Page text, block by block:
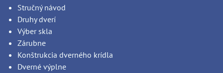
Stručný návod
Druhy dverí
Výber skla
Zárubne
Konštrukcia dverného krídla
Dverné výplne